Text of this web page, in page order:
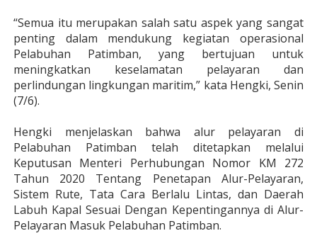
“Semua itu merupakan salah satu aspek yang sangat
penting dalam mendukung kegiatan operasional
Pelabuhan Patimban, yang bertujuan untuk
meningkatkan keselamatan pelayaran dan
perlindungan lingkungan maritim,” kata Hengki, Senin
(7/6).
Hengki menjelaskan bahwa alur pelayaran di
Pelabuhan Patimban telah ditetapkan melalui
Keputusan Menteri Perhubungan Nomor KM 272
Tahun 2020 Tentang Penetapan Alur-Pelayaran,
Sistem Rute, Tata Cara Berlalu Lintas, dan Daerah
Labuh Kapal Sesuai Dengan Kepentingannya di Alur-
Pelayaran Masuk Pelabuhan Patimban.